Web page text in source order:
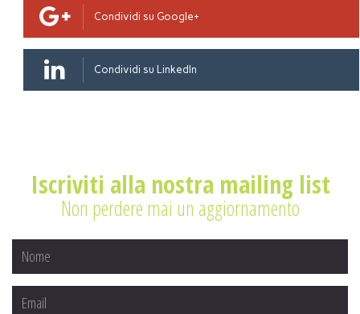
Condividi su Google+
Condividi su LinkedIn
Iscriviti alla nostra mailing list
Non perdere mai un aggiornamento